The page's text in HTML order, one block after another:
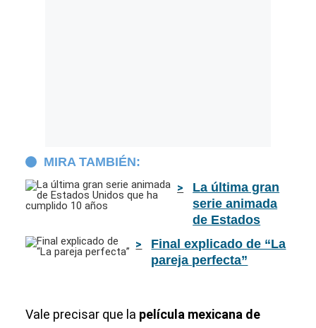
MIRA TAMBIÉN:
La última gran
serie animada
de Estados
Unidos que ha
cumplido 10
años
Final explicado de “La
pareja perfecta”
Vale precisar que la película mexicana de